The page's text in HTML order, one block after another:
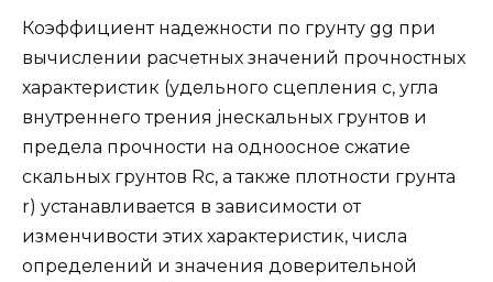
Коэффициент надежности по грунту gg при
вычислении расчетных значений прочностных
характеристик (удельного сцепления с, угла
внутреннего трения jнескальных грунтов и
предела прочности на одноосное сжатие
скальных грунтов Rc, а также плотности грунта
r) устанавливается в зависимости от
изменчивости этих характеристик, числа
определений и значения доверительной